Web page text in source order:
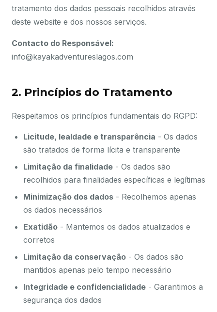
tratamento dos dados pessoais recolhidos através
deste website e dos nossos serviços.
Contacto do Responsável:
info@kayakadventureslagos.com
2. Princípios do Tratamento
Respeitamos os princípios fundamentais do RGPD:
Licitude, lealdade e transparência - Os dados
são tratados de forma lícita e transparente
Limitação da finalidade - Os dados são
recolhidos para finalidades específicas e legítimas
Minimização dos dados - Recolhemos apenas
os dados necessários
Exatidão - Mantemos os dados atualizados e
corretos
Limitação da conservação - Os dados são
mantidos apenas pelo tempo necessário
Integridade e confidencialidade - Garantimos a
segurança dos dados